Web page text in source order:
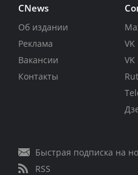
CNews
Об издании
Реклама
Вакансии
Контакты
VK
Быстрая подписка на
RSS